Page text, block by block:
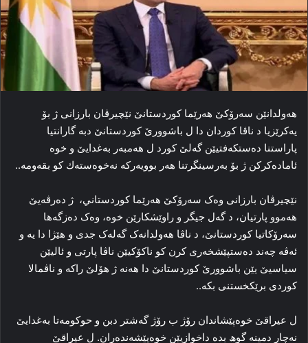
هه‌ولدانێن سه‌رۆکێ هه‌رێما کوردستانێ نێچیرڤان بارزانی ژ بۆ
یه‌کرێزیا د ناڤا کوردان دا ل باشوورێ کوردستانێ دبه‌ گارانتیا
پاراستنا ده‌ستکه‌فتیێن گەلێ کورد ل هەمبه‌ر به‌غدایێ و خوە
ئامادەكركن ژ بۆ بەرسینگرتنا ھەر بوویەركە نەخوەستەك كو بقەومە..
نێچیرڤان بارزانی وه‌ک سه‌رۆکێ هه‌رێما كوردستاني، ژ ده‌رڤه‌یێ
هه‌موو پارتیان، د گه‌ل جیگر و راوێشکارێن خوه،‌ وه‌ک دەزگەھا
سه‌رۆکاتیا کوردستانێ، د ناڤا هه‌ولدانه‌ک گه‌له‌ک جدی و هێژا دا یه و
ئەڤە چەند دەستپێشخەری كرن كو ناكۆكیێن ناڤا پارتی و ئالیێن
سیاسیێ یێن باشوورێ كوردستانێ دا ھەنە ژ ھۆلێ راكە و ناڤمالا
كوردی برێكخستنی بكە.‌.
ل عیراقێ خوه‌پێشاندان رۆژ ب رۆژ گه‌شتر دبن و حوکومه‌تا به‌غدایێ
نه‌چار دمینه‌ گوھ بده‌ داخوازیێن خوه‌پێشه‌نده‌ران. ل عیراقێ